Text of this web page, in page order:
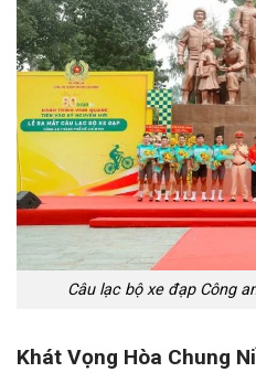
Câu lạc bộ xe đạp Công
Khát Vọng Hòa Chung